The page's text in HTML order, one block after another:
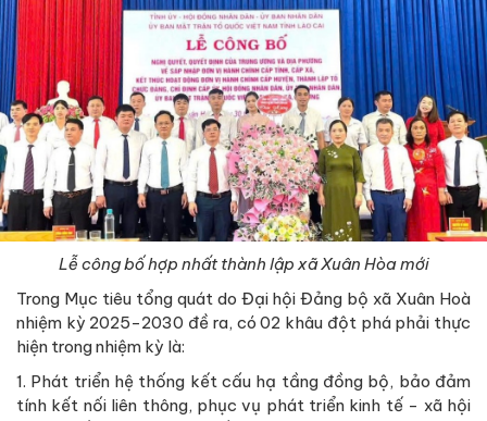
Lễ công bố hợp nhất thành lập xã Xuân Hòa mới
Trong Mục tiêu tổng quát do Đại hội Đảng bộ xã Xuân Hoà
nhiệm kỳ 2025-2030 đề ra, có 02 khâu đột phá phải thực
hiện trong nhiệm kỳ là:
1. Phát triển hệ thống kết cấu hạ tầng đồng bộ, bảo đảm
tính kết nối liên thông, phục vụ phát triển kinh tế - xã hội